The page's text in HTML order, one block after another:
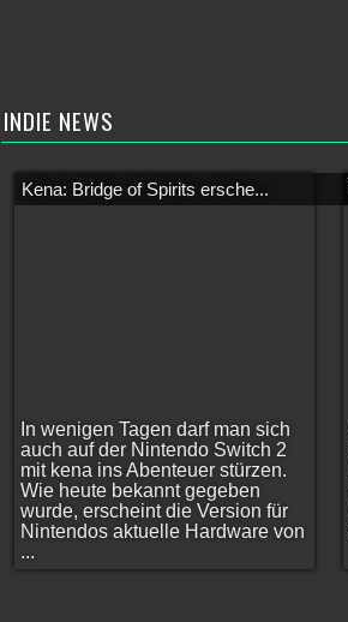
INDIE NEWS
Kena: Bridge of Spirits ersche...
In wenigen Tagen darf man sich
auch auf der Nintendo Switch 2
mit kena ins Abenteuer stürzen.
Wie heute bekannt gegeben
wurde, erscheint die Version für
Nintendos aktuelle Hardware von
...